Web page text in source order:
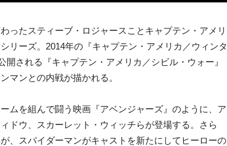
ったスティーブ・ロジャースことキャプテン・アメリ
リーズ。2014年の『キャプテン・アメリカ／ウィンタ
される『キャプテン・アメリカ／シビル・ウォー』
マンとの内戦が描かれる。
ムを組んで闘う映画『アベンジャーズ』のように、ア
ドウ、スカーレット・ウィッチらが登場する。さら
、スパイダーマンがキャストを新たにしてヒーローの